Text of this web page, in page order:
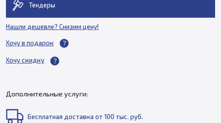
Тендеры
Нашли дешевле? Снизим цену!
Хочу в подарок
Хочу скидку
Дополнительные услуги:
Бесплатная доставка от 100 тыс. руб.